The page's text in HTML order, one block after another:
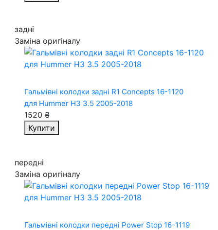
задні
Заміна оригіналу
Гальмівні колодки задні R1 Concepts 16-1120
для Hummer H3 3.5 2005-2018
1520 ₴
Купити
передні
Заміна оригіналу
Гальмівні колодки передні Power Stop 16-1119